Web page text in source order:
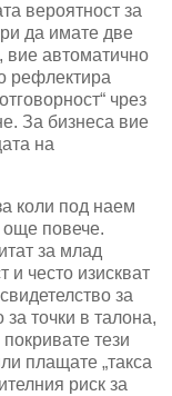
вероятност за
да имате две
вие автоматично
рефлектира
чрез
За бизнеса вие
на
коли под наем
повече.
за млад
често изискват
за
точки в талона,
тези
плащате „такса
риск за